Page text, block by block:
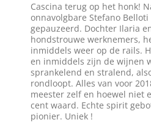
NL
Cascina terug op het honk!
onnavolgbare Stefano
gepauzeerd. Dochter Ilaria
hondstrouwe werknemers,
inmiddels weer op de rails.
en inmiddels zijn de wijnen
sprankelend en stralend,
rondloopt. Alles van voor
meester zelf en hoewel niet
cent waard. Echte spirit
pionier. Uniek !